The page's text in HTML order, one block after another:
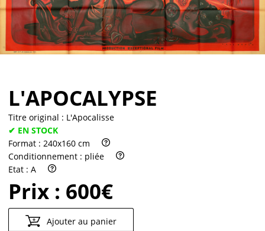
Vendre
L'APOCALYPSE
Titre original : L'Apocalisse
✔ EN STOCK
Format : 240x160 cm
Conditionnement : pliée
Etat : A
Prix : 600€
Ajouter au panier